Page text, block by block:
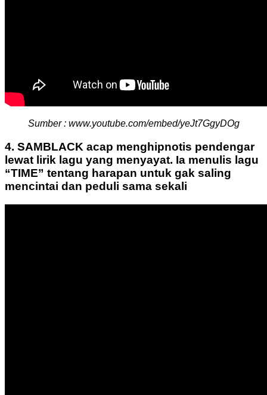
Sumber : www.youtube.com/embed/yeJt7GgyDOg
4. SAMBLACK acap menghipnotis pendengar
lewat lirik lagu yang menyayat. Ia menulis lagu
“TIME” tentang harapan untuk gak saling
mencintai dan peduli sama sekali